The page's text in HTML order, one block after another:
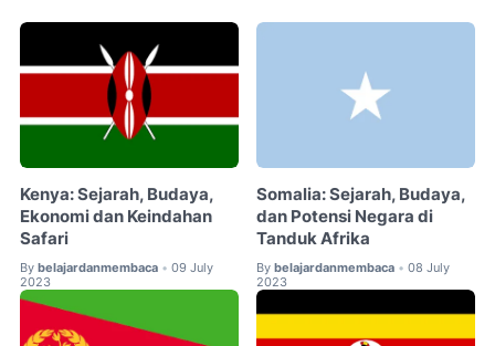
Kenya: Sejarah, Budaya,
Ekonomi dan Keindahan
Safari
By belajardanmembaca • 09 July
2023
Somalia: Sejarah, Budaya,
dan Potensi Negara di
Tanduk Afrika
By belajardanmembaca • 08 July
2023